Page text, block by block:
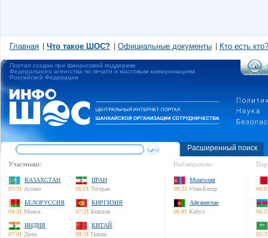
Главная Что такое ШОС? Официальные документы Кто есть кто?
Портал создан при финансовой поддержке
Федерального агентства по печати и массовым коммуникациям
Российской Федерации
Расширенный поиск
Участники:
КАЗАХСТАН
07:31 Астана
ИРАН
06:01 Тегеран
БЕЛОРУССИЯ
04:31 Минск
КИРГИЗИЯ
07:31 Бишкек
ИНДИЯ
07:01 Дели
КИТАЙ
09:31 Пекин
Наблюдатели:
Монголия
09:31 Улан-Батор
Афганистан
06:01 Кабул